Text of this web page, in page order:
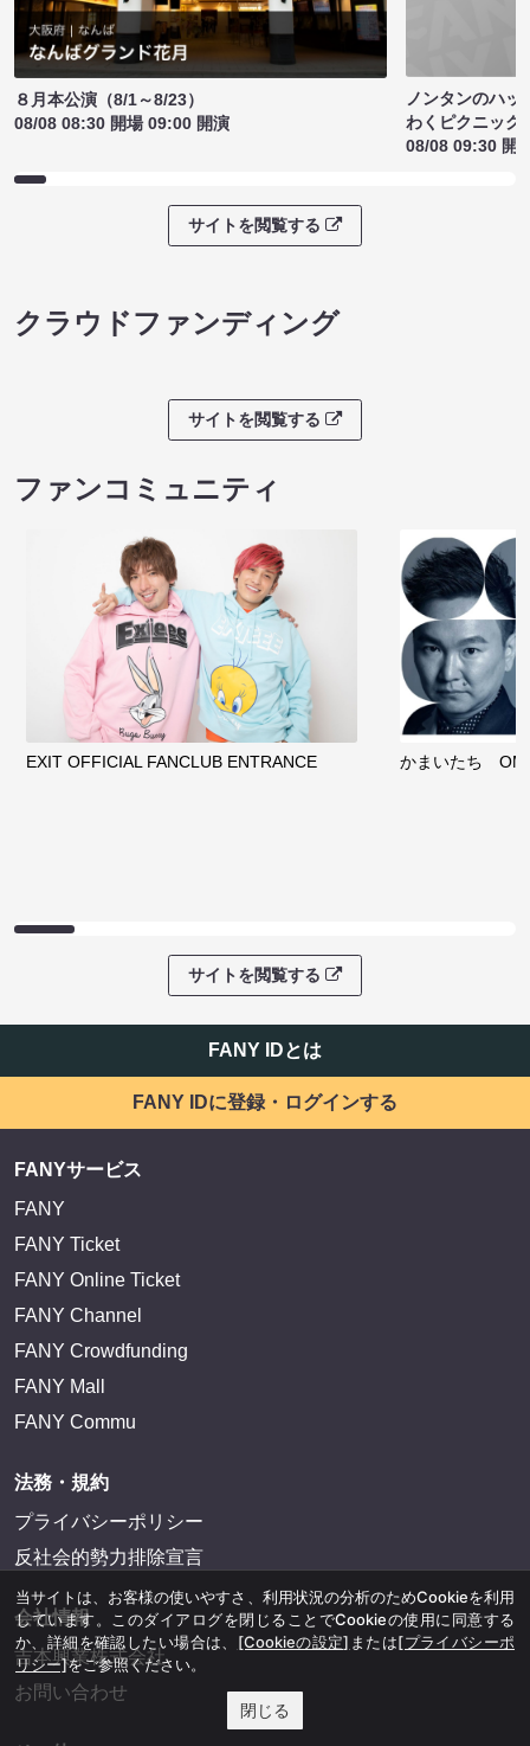
８月本公演（8/1～8/23）
08/08 08:30 開場 09:00 開演
ノンタンのハッ
わくピクニック
08/08 09:30 開
サイトを閲覧する
クラウドファンディング
サイトを閲覧する
ファンコミュニティ
EXIT OFFICIAL FANCLUB ENTRANCE かまいたち
サイトを閲覧する
FANY IDとは
FANY IDに登録・ログインする
FANYサービス
FANY
FANY Ticket
FANY Online Ticket
FANY Channel
FANY Crowdfunding
FANY Mall
FANY Commu
法務・規約
プライバシーポリシー
反社会的勢力排除宣言
会社情報
吉本興業株式会社
お問い合わせ
当サイトは、お客様の使いやすさ、利用状況の分析のためCookieを利用
しています。このダイアログを閉じることでCookieの使用に同意する
か、詳細を確認したい場合は、 [Cookieの設定] または[プライバシーポ
リシー]をご参照ください。
閉じる